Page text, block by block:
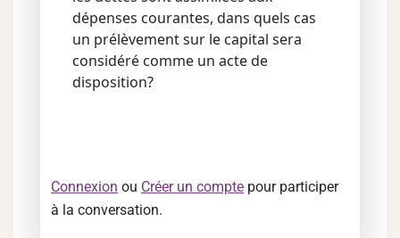
dépenses courantes, dans quels cas
un prélèvement sur le capital sera
considéré comme un acte de
disposition?
Connexion ou Créer un compte pour participer
à la conversation.